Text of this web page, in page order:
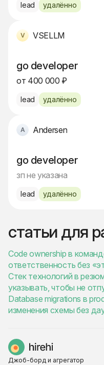
lead удалённо
VSELLM
go developer
от 400 000 ₽
lead удалённо
Andersen
go developer
зп не указана
lead удалённо
статьи для
Code ownership в
ответственность без
Стек технологий в
указывать, чтобы не
Database migrations в
изменения схемы без
Джоб-борд и агрегатор